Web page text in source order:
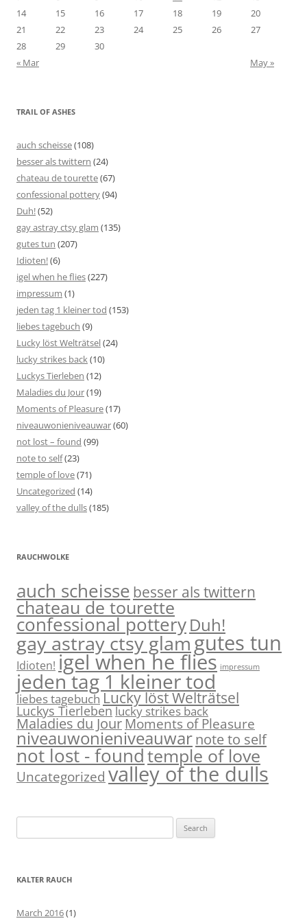
14
15 16 17 18 19
20
21
22 23 24 25 26
27
28
29
30
« Mar
May »
TRAIL OF ASHES
auch scheisse(108)
besser als twittern (24)
chateau de tourette(67)
confessional pottery(94)
Duh!(52)
gay astray ctsy glam (135)
gutes tun (207)
Idioten!(6)
igel when he flies(227)
impressum (1)
jeden tag 1 kleiner tod (153)
liebes tagebuch (9)
Lucky löst Welträtsel(24)
lucky strikes back(10)
Luckys Tierleben (12)
Maladies du Jour(19)
Moments of Pleasure(17)
niveauwonieniveauwar(60)
not lost – found (99)
note to self(23)
temple of love(71)
Uncategorized (14)
valley of the dulls(185)
RAUCHWOLKE
auch scheisse besser als twittern
chateau de tourette
confessional potteryDuh!
gay astray ctsy glamgutes tun
Idioten! igel when he flies impressum
jeden tag 1 kleiner tod
liebes tagebuch Lucky löst Welträtsel
Luckys Tierlebenlucky strikes back
Maladies du Jour Moments of Pleasure
niveauwonieniveauwarnote to self
not lost - foundtemple of love
Uncategorized valley of the dulls
e
r
h
KALTER RAUCH
March 2016(1)